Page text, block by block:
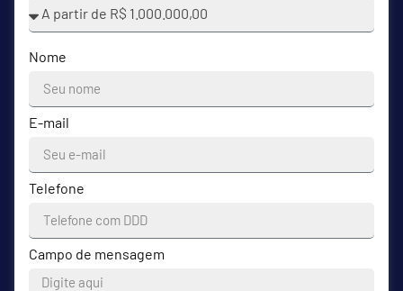
Nome
E-mail
Telefone
Campo de mensagem